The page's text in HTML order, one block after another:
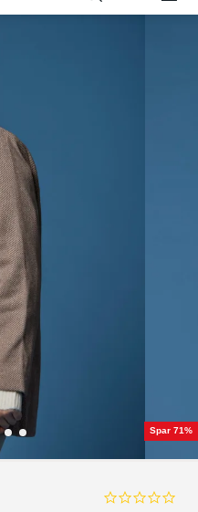
Spar 71%
0.0